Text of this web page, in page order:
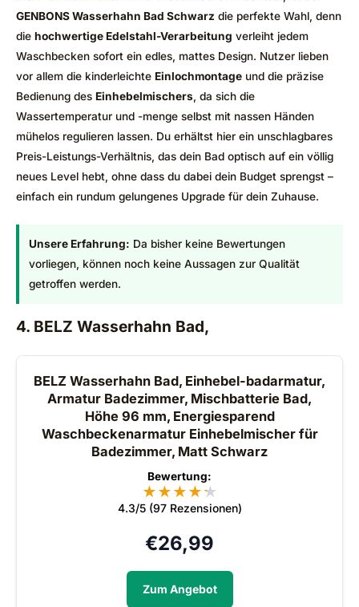
GENBONS Wasserhahn Bad Schwarz die perfekte Wahl, denn
die hochwertige Edelstahl-Verarbeitung verleiht jedem
Waschbecken sofort ein edles, mattes Design. Nutzer lieben
vor allem die kinderleichte Einlochmontage und die präzise
Bedienung des Einhebelmischers , da sich die
Wassertemperatur und -menge selbst mit nassen Händen
mühelos regulieren lassen. Du erhältst hier ein unschlagbares
Preis-Leistungs-Verhältnis, das dein Bad optisch auf ein völlig
neues Level hebt, ohne dass du dabei dein Budget sprengst –
einfach ein rundum gelungenes Upgrade für dein Zuhause.
Unsere Erfahrung: Da bisher keine Bewertungen
vorliegen, können noch keine Aussagen zur Qualität
getroffen werden.
4. BELZ Wasserhahn Bad,
BELZ Wasserhahn Bad, Einhebel-badarmatur,
Armatur Badezimmer, Mischbatterie Bad,
Höhe 96 mm, Energiesparend
Waschbeckenarmatur Einhebelmischer für
Badezimmer, Matt Schwarz
Bewertung:
★★★★★
★
4.3/5 (97 Rezensionen)
€26,99
Zum Angebot